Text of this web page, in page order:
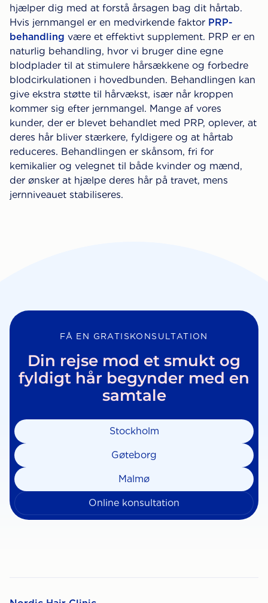
hjælper dig med at forstå årsagen bag dit hårtab.
Hvis jernmangel er en medvirkende faktor PRP-
behandling være et effektivt supplement. PRP er en
naturlig behandling, hvor vi bruger dine egne
blodplader til at stimulere hårsækkene og forbedre
blodcirkulationen i hovedbunden. Behandlingen kan
give ekstra støtte til hårvækst, især når kroppen
kommer sig efter jernmangel. Mange af vores
kunder, der er blevet behandlet med PRP, oplever, at
deres hår bliver stærkere, fyldigere og at hårtab
reduceres. Behandlingen er skånsom, fri for
kemikalier og velegnet til både kvinder og mænd,
der ønsker at hjælpe deres hår på travet, mens
jernniveauet stabiliseres.
FÅ EN GRATISKONSULTATION
Din rejse mod et smukt og
fyldigt hår begynder med en
samtale
Stockholm
Gøteborg
Malmø
Online konsultation